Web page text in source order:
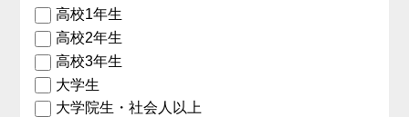
高校1年生
高校2年生
高校3年生
大学生
大学院生・社会人以上